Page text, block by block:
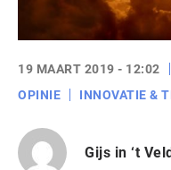
19 MAART 2019 - 12:02
OPINIE
INNOVATIE &
Gijs in ‘t